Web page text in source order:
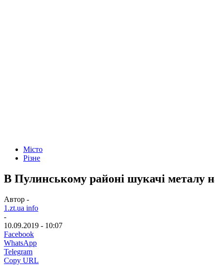
Місто
Різне
В Пулинському районі шукачі металу
Автор -
1.zt.ua info
-
10.09.2019 - 10:07
Facebook
WhatsApp
Telegram
Copy URL